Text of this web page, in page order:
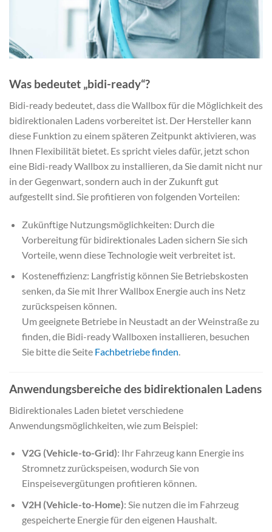
Was bedeutet „bidi-ready“?
Bidi-ready bedeutet, dass die Wallbox für die Möglichkeit des
bidirektionalen Ladens vorbereitet ist. Der Hersteller kann
diese Funktion zu einem späteren Zeitpunkt aktivieren, was
Ihnen Flexibilität bietet. Es spricht vieles dafür, jetzt schon
eine Bidi-ready Wallbox zu installieren, da Sie damit nicht nur
in der Gegenwart, sondern auch in der Zukunft gut
aufgestellt sind. Sie profitieren von folgenden Vorteilen:
Zukünftige Nutzungsmöglichkeiten: Durch die
Vorbereitung für bidirektionales Laden sichern Sie sich
Vorteile, wenn diese Technologie weit verbreitet ist.
Kosteneffizienz: Langfristig können Sie Betriebskosten
senken, da Sie mit Ihrer Wallbox Energie auch ins Netz
zurückspeisen können.
Um geeignete Betriebe in Neustadt an der Weinstraße zu
finden, die Bidi-ready Wallboxen installieren, besuchen
Sie bitte die Seite Fachbetriebe finden.
Anwendungsbereiche des bidirektionalen Ladens
Bidirektionales Laden bietet verschiedene
Anwendungsmöglichkeiten, wie zum Beispiel:
V2G (Vehicle-to-Grid): Ihr Fahrzeug kann Energie ins
Stromnetz zurückspeisen, wodurch Sie von
Einspeisevergütungen profitieren können.
V2H (Vehicle-to-Home): Sie nutzen die im Fahrzeug
gespeicherte Energie für den eigenen Haushalt.